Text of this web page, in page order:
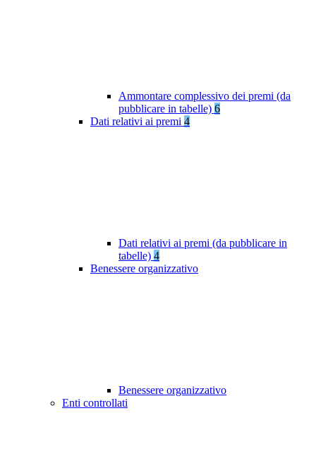
Ammontare complessivo dei premi (da
pubblicare in tabelle) 6
Dati relativi ai premi 4
Dati relativi ai premi (da pubblicare in
tabelle) 4
Benessere organizzativo
Benessere organizzativo
Enti controllati